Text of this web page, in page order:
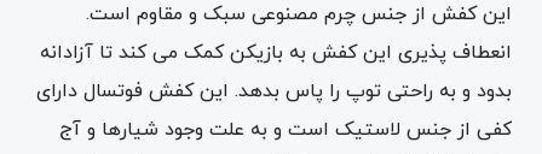
این کفش از جنس چرم مصنوعی سبک و مقاوم است.
انعطاف پذیری این کفش به بازیکن کمک می کند تا آزادانه
بدود و به راحتی توپ را پاس بدهد. این کفش فوتسال دارای
کفی از جنس لاستیک است و به علت وجود شیارها و آج